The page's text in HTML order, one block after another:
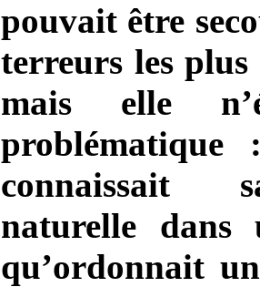
pouvait être
terreurs les plus
mais elle
problématique
connaissait
naturelle dans
qu’ordonnait